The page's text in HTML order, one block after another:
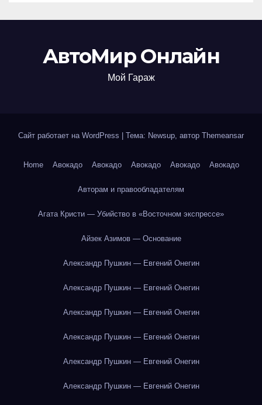
АвтоМир Онлайн
Мой Гараж
Сайт работает на WordPress | Тема: Newsup, автор Themeansar
Home Авокадо Авокадо Авокадо Авокадо Авокадо
Авторам и правообладателям
Агата Кристи — Убийство в «Восточном экспрессе»
Айзек Азимов — Основание
Александр Пушкин — Евгений Онегин
Александр Пушкин — Евгений Онегин
Александр Пушкин — Евгений Онегин
Александр Пушкин — Евгений Онегин
Александр Пушкин — Евгений Онегин
Александр Пушкин — Евгений Онегин